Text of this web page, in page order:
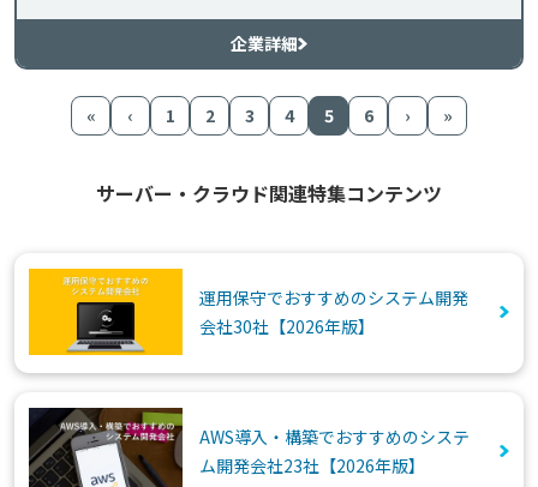
企業詳細
« ‹ 1 2 3 4 5 6 › »
サーバー・クラウド関連特集コンテンツ
運用保守でおすすめのシステム開発
会社30社【2026年版】
AWS導入・構築でおすすめのシステ
ム開発会社23社【2026年版】